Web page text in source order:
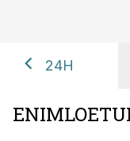
24H